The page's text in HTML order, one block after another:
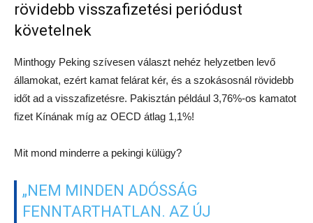
rövidebb visszafizetési periódust
követelnek
Minthogy Peking szívesen választ nehéz helyzetben levő
államokat, ezért kamat felárat kér, és a szokásosnál rövidebb
időt ad a visszafizetésre. Pakisztán például 3,76%-os kamatot
fizet Kínának míg az OECD átlag 1,1%!
Mit mond minderre a pekingi külügy?
„NEM MINDEN ADÓSSÁG
FENNTARTHATLAN. AZ ÚJ